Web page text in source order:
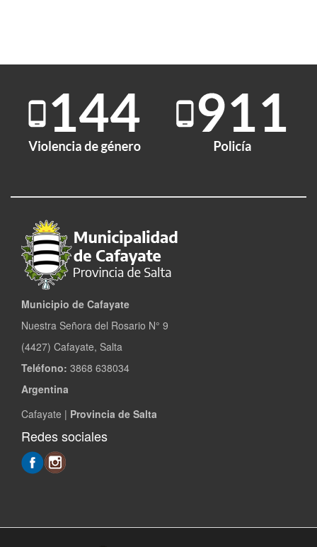
Municipio de Cafayate
Nuestra Señora del Rosario N° 9
(4427) Cafayate, Salta
Teléfono: 3868 638034
Argentina
Cafayate | Provincia de Salta
Redes sociales